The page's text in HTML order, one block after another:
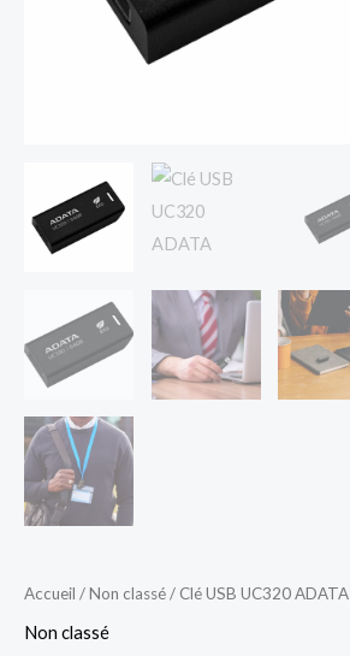
Accueil /Non classé/ Clé USB UC320 ADATA
Non classé